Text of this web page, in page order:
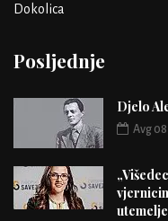
Dokolica
Posljednje
Djelo
Avg